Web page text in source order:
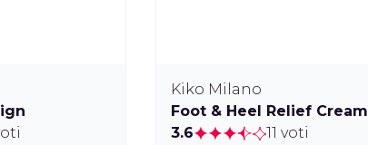
Kiko Milano
Foot & Heel Relief Cream
3.6
11 voti